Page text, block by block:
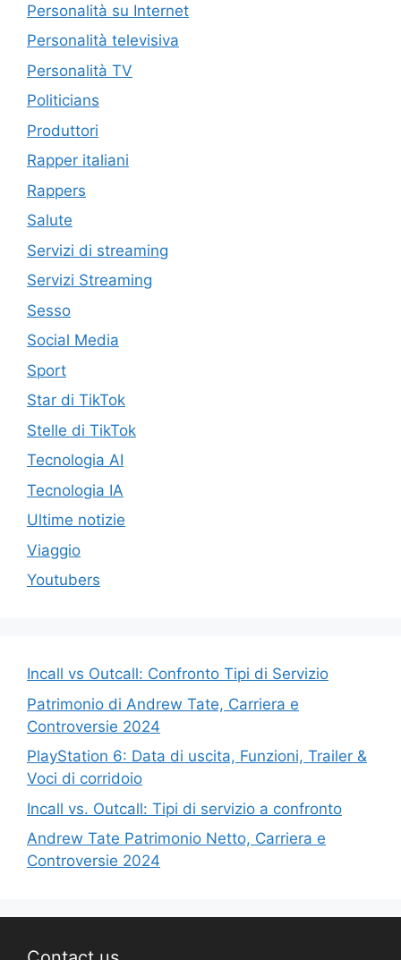
Personalità su Internet
Personalità televisiva
Personalità TV
Politicians
Produttori
Rapper italiani
Rappers
Salute
Servizi di streaming
Servizi Streaming
Sesso
Social Media
Sport
Star di TikTok
Stelle di TikTok
Tecnologia AI
Tecnologia IA
Ultime notizie
Viaggio
Youtubers
Incall vs Outcall: Confronto Tipi di Servizio
Patrimonio di Andrew Tate, Carriera e
Controversie 2024
PlayStation 6: Data di uscita, Funzioni, Trailer &
Voci di corridoio
Incall vs. Outcall: Tipi di servizio a confronto
Andrew Tate Patrimonio Netto, Carriera e
Controversie 2024